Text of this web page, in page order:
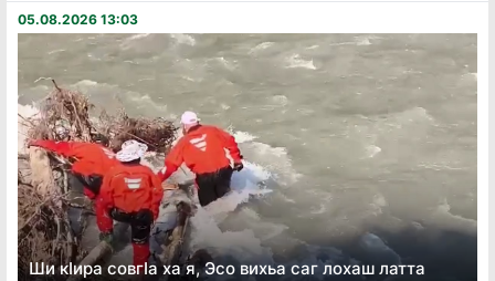
05.08.2026 13:03
Ши кӏира совгӏа ха я, Эсо вихьа саг лохаш латта